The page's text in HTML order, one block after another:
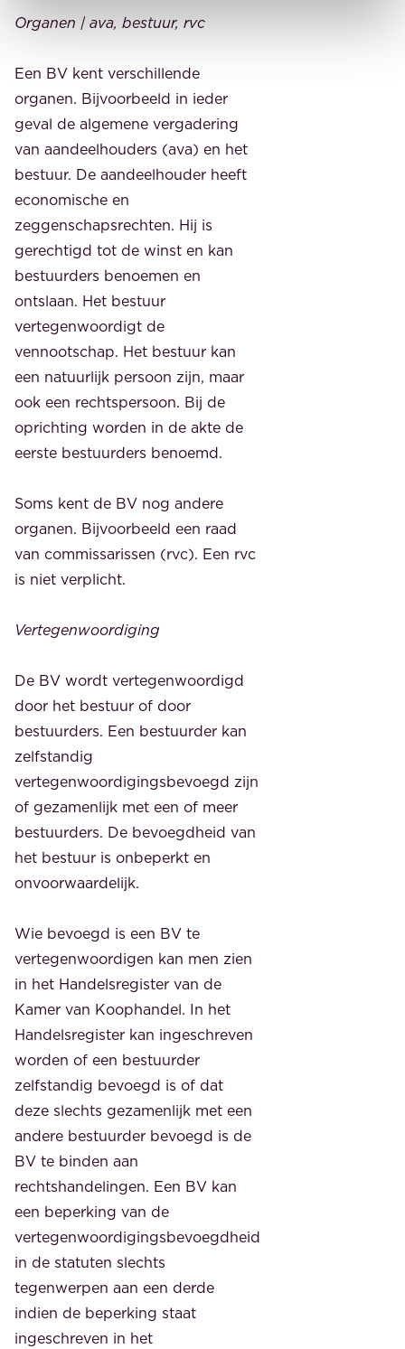
Organen | ava, bestuur, rvc
Een BV kent verschillende
organen. Bijvoorbeeld in ieder
geval de algemene vergadering
van aandeelhouders (ava) en het
bestuur. De aandeelhouder heeft
economische en
zeggenschapsrechten. Hij is
gerechtigd tot de winst en kan
bestuurders benoemen en
ontslaan. Het bestuur
vertegenwoordigt de
vennootschap. Het bestuur kan
een natuurlijk persoon zijn, maar
ook een rechtspersoon. Bij de
oprichting worden in de akte de
eerste bestuurders benoemd.
Soms kent de BV nog andere
organen. Bijvoorbeeld een raad
van commissarissen (rvc). Een rvc
is niet verplicht.
Vertegenwoordiging
De BV wordt vertegenwoordigd
door het bestuur of door
bestuurders. Een bestuurder kan
zelfstandig
vertegenwoordigingsbevoegd zijn
of gezamenlijk met een of meer
bestuurders. De bevoegdheid van
het bestuur is onbeperkt en
onvoorwaardelijk.
Wie bevoegd is een BV te
vertegenwoordigen kan men zien
in het Handelsregister van de
Kamer van Koophandel. In het
Handelsregister kan ingeschreven
worden of een bestuurder
zelfstandig bevoegd is of dat
deze slechts gezamenlijk met een
andere bestuurder bevoegd is de
BV te binden aan
rechtshandelingen. Een BV kan
een beperking van de
vertegenwoordigingsbevoegdheid
in de statuten slechts
tegenwerpen aan een derde
indien de beperking staat
ingeschreven in het